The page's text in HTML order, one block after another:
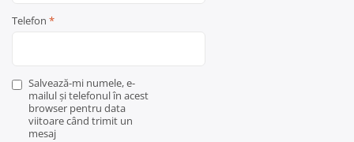
Telefon *
Salvează-mi numele, e-
mailul și telefonul în acest
browser pentru data
viitoare când trimit un
mesaj